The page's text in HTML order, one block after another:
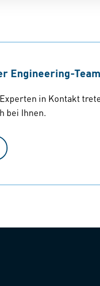
Engineering-Team
in Kontakt
bei Ihnen.